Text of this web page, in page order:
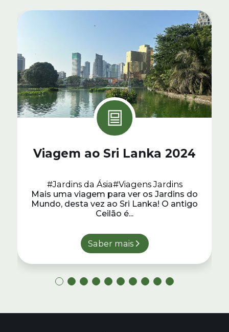
Viagem ao Sri Lanka 2024
#Jardins da Ásia#Viagens Jardins
Mais uma viagem para ver os Jardins do
Mundo, desta vez ao Sri Lanka! O antigo
Ceilão é...
Saber mais